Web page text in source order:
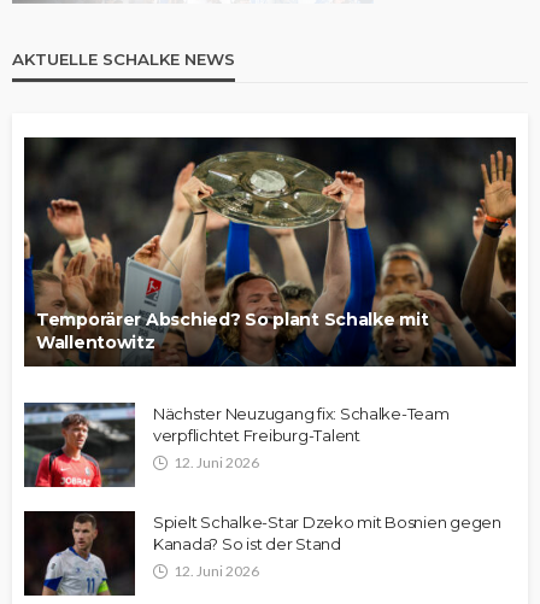
AKTUELLE SCHALKE NEWS
Temporärer Abschied? So plant Schalke mit
Wallentowitz
Nächster Neuzugang fix: Schalke-Team
verpflichtet Freiburg-Talent
12. Juni 2026
Spielt Schalke-Star Dzeko mit Bosnien gegen
Kanada? So ist der Stand
12. Juni 2026